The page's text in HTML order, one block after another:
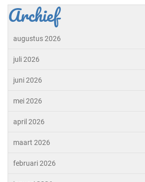
Archief
augustus 2026
juli 2026
juni 2026
mei 2026
april 2026
maart 2026
februari 2026